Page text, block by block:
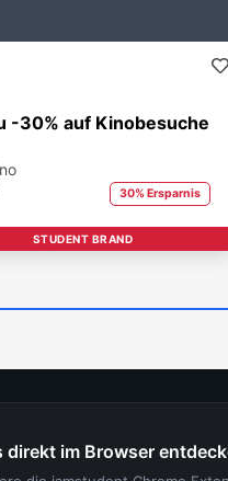
-30% auf Kinobesuche
30% Ersparnis
STUDENT BRAND
direkt im Browser